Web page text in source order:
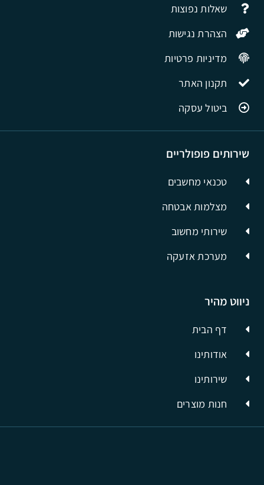
ניווט מהיר
דף הבית
אודותינו
שירותינו
חנות מוצרים
שירותים פופולריים
טכנאי מחשבים
מצלמות אבטחה
שירותי מחשוב
מערכת אזעקה
שאלות נפוצות
הצהרת נגישות
מדיניות פרטיות
תקנון האתר
ביטול עסקה